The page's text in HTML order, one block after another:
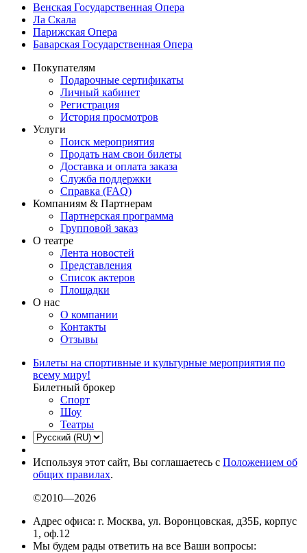
Венская Государственная Опера
Ла Скала
Парижская Опера
Баварская Государственная Опера
Покупателям
Подарочные сертификаты
Личный кабинет
Регистрация
История просмотров
Услуги
Поиск мероприятия
Продать нам свои билеты
Доставка и оплата заказа
Служба поддержки
Справка (FAQ)
Компаниям & Партнерам
Партнерская программа
Групповой заказ
О театре
Лента новостей
Представления
Список актеров
Площадки
О нас
О компании
Контакты
Отзывы
Билеты на спортивные и культурные мероприятия по
всему миру!
Билетный брокер
Спорт
Шоу
Театры
Используя этот сайт, Вы соглашаетесь с Положением об
общих правилах.
©2010—2026
Адрес офиса: г. Москва, ул. Воронцовская, д35Б, корпус
1, оф.12
Мы будем рады ответить на все Ваши вопросы: